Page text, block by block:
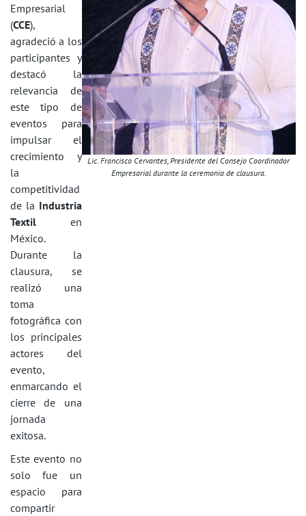
Empresarial
(CCE),
agradeció a los
participantes y
destacó la
relevancia de
este tipo de
eventos para
impulsar el
crecimiento y
la
competitividad
de la Industria
Textil en
México.
Durante la
clausura, se
realizó una
toma
fotográfica con
los principales
actores del
evento,
enmarcando el
cierre de una
jornada
exitosa.
Este evento no
solo fue un
espacio para
compartir
Lic. Francisco Cervantes, Presidente del Consejo Coordinador
Empresarial durante la ceremonia de clausura.